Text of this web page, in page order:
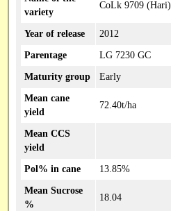
variety
CoLk 9709 (Hari)
Year of release 2012
Parentage LG 7230 GC
Maturity group Early
Mean cane
yield
72.40t/ha
Mean CCS
yield
Pol% in cane 13.85%
Mean Sucrose
%
18.04